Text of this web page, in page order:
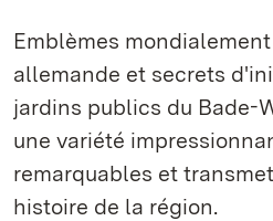
Emblèmes
allemande et secrets
jardins publics du Bade-
une variété
remarquables et
histoire de la région.